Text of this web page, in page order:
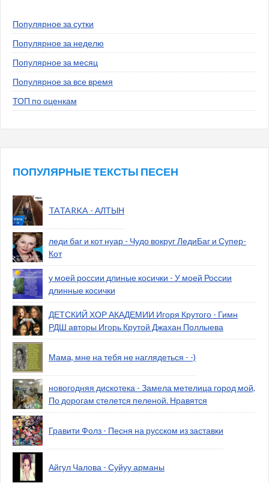
Популярное за сутки
Популярное за неделю
Популярное за месяц
Популярное за все время
ТОП по оценкам
ПОПУЛЯРНЫЕ ТЕКСТЫ ПЕСЕН
TATARKA - АЛТЫН
леди баг и кот нуар - Чудо вокруг ЛедиБаг и Супер-
Кот
у моей россии длиные косички - У моей России
длинные косички
ДЕТСКИЙ ХОР АКАДЕМИИ Игоря Крутого - Гимн
РДШ авторы Игорь Крутой Джахан Поллыева
Мама, мне на тебя не наглядеться - -)
новогодняя дискотека - Замела метелица город мой,
По дорогам стелется пеленой. Нравятся
Гравити Фолз - Песня на русском из заставки
Айгул Чалова - Суйуу арманы